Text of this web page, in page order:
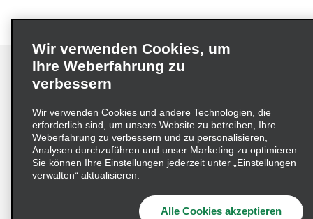
Impressum Nutzungsbedingungen
Datenschutzrichtlinie
Cookie-Richtlinie
Datenschutzoptionen
Lieferkettensorgfaltspflichtengesetz (LkSG) Grundsatzerklärung
Beschwerdeverfahren nach dem
Wir verwenden Cookies, um
Ihre Weberfahrung zu
verbessern
Wir verwenden Cookies und andere Technologien, die
erforderlich sind, um unsere Website zu betreiben, Ihre
Weberfahrung zu verbessern und zu personalisieren,
Analysen durchzuführen und unser Marketing zu optimieren.
Sie können Ihre Einstellungen jederzeit unter „Einstellungen
verwalten“ aktualisieren.
Alle Cookies akzeptieren